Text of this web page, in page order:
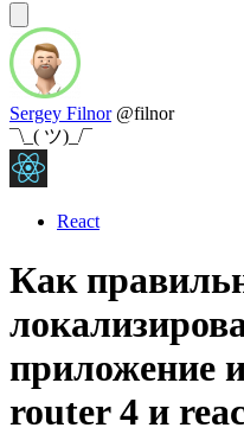
Sergey Filnor @filnor
¯\_( ツ)_/¯
React
Как
приложение
router 4 и